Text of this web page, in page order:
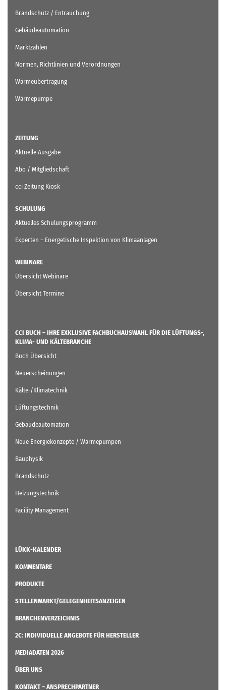
Brandschutz / Entrauchung
Gebäudeautomation
Marktzahlen
Normen, Richtlinien und Verordnungen
Wärmeübertragung
Wärmepumpe
ZEITUNG
Aktuelle Ausgabe
Abo / Mitgliedschaft
cci Zeitung Kiosk
SCHULUNG
Aktuelles Schulungsprogramm
Experten – Energetische Inspektion von Klimaanlagen
WEBINARE
Übersicht Webinare
Übersicht Termine
CCI BUCH – IHRE EXKLUSIVE FACHBUCHAUSWAHL FÜR DIE LÜFTUNGS-,
KLIMA- UND KÄLTEBRANCHE
Buch Übersicht
Neuerscheinungen
Kälte-/Klimatechnik
Lüftungstechnik
Gebäudeautomation
Neue Energiekonzepte / Wärmepumpen
Bauphysik
Brandschutz
Heizungstechnik
Facility Management
LÜKK-KALENDER
KOMMENTARE
PRODUKTE
STELLENMARKT/GELEGENHEITSANZEIGEN
BRANCHENVERZEICHNIS
2C: INDIVIDUELLE ANGEBOTE FÜR HERSTELLER
MEDIADATEN 2026
ÜBER UNS
KONTAKT – ANSPRECHPARTNER